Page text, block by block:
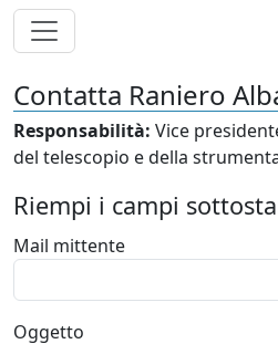
Alterna Visualizzazione
Contatta Raniero
Responsabilità: Vice
del telescopio e della
Riempi i campi
Mail mittente
Oggetto